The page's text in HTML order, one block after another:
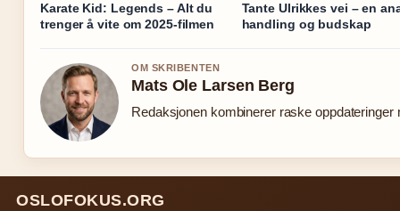
Karate Kid: Legends – Alt du
trenger å vite om 2025-filmen
Tante Ulrikkes vei – en
handling og budskap
OM SKRIBENTEN
Mats Ole Larsen Berg
Redaksjonen kombinerer raske oppdateringer
OSLOFOKUS.ORG